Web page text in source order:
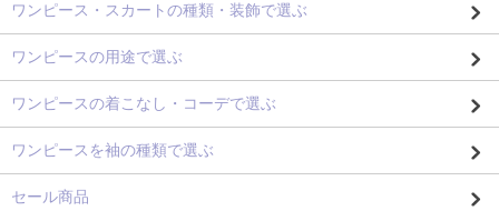
ワンピース・スカートの種類・装飾で選ぶ
ワンピースの用途で選ぶ
ワンピースの着こなし・コーデで選ぶ
ワンピースを袖の種類で選ぶ
セール商品